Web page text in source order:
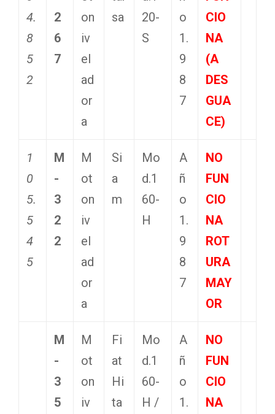
4.
8
5
2
2
6
7
on
iv
el
ad
or
a
sa
20-
S
o
1.
9
8
7
CIO
NA
(A
DES
GUA
CE)
1
0
5.
5
4
5
M
-
3
2
2
M
ot
on
iv
el
ad
or
a
Si
a
m
Mo
d.1
60-
H
A
ñ
o
1.
9
8
7
NO
FUN
CIO
NA
ROT
URA
MAY
OR
M
-
3
5
M
ot
on
iv
Fi
at
Hi
ta
Mo
d.1
60-
H /
A
ñ
o
1.
NO
FUN
CIO
NA